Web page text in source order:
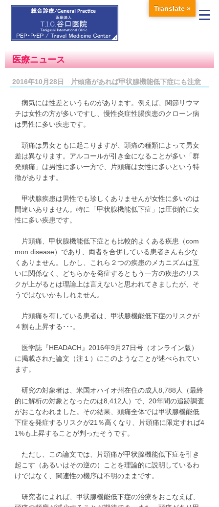
医療ニュース
2016年10月28日 片頭痛があれば甲状腺機能低下症にも注意
病気には性差というものがあります。例えば、関節リウマ
チは女性の方が多いですし、慢性炎症性腸疾患のクローン病
は男性に多い疾患です。
頭痛は男女ともに起こりますが、頭痛の種類によって男女
差は異なります。アルコールが引き金になることが多い「群
発頭痛」は男性に多い一方で、片頭痛は女性に多いという特
徴があります。
甲状腺疾患は男性でも珍しくありませんが女性に多いのは
間違いありません。特に「甲状腺機能低下症」は圧倒的に女
性に多い疾患です。
片頭痛、甲状腺機能低下症とも比較的よくある疾患（com
mon disease）であり、両者を合併している患者さんも少な
くありません。しかし、これら２つの疾患のメカニズムは互
いに関係なく、どちらかを発症するともう一方の疾患のリス
クが上がるとは理論上は言えないと思われてきましたが、そ
うではないかもしれません。
片頭痛を有している患者は、甲状腺機能低下症のリスクが
４割も上昇する･･･。
医学誌『HEADACH』2016年9月27日号（オンライン版）
に掲載された論文（注１）にこのようなことが述べられてい
ます。
研究の対象者は、米国オハイオ州在住の成人8,788人（最終
的に解析の対象となったのは8,412人）で、20年間の追跡調査
がおこなわれました。その結果、頭痛全体では甲状腺機能低
下症を発症するリスクが21％高くなり、片頭痛に限定すれば4
1%も上昇することが判ったそうです。
ただし、この論文では、片頭痛が甲状腺機能低下症を引き
起こす（あるいはその逆の）ことを理論的に説明しているわ
けではなく、関連性の機序は不明のままです。
研究者によれば、甲状腺機能低下症の治療をおこなえば、
Translate »